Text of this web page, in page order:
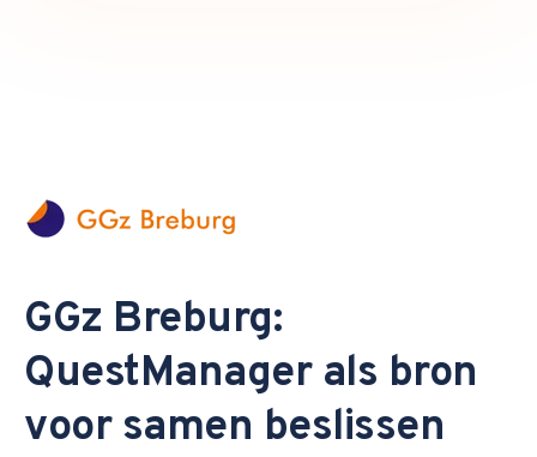
GGz Breburg:
QuestManager als bron
voor samen beslissen